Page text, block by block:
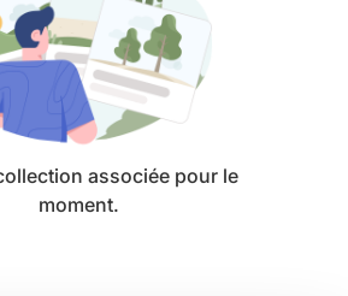
associée pour le
moment.